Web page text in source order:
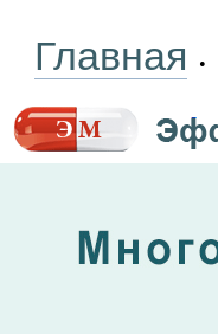
Главная •